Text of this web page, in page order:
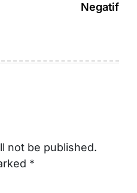
Negatif
not be published.
*